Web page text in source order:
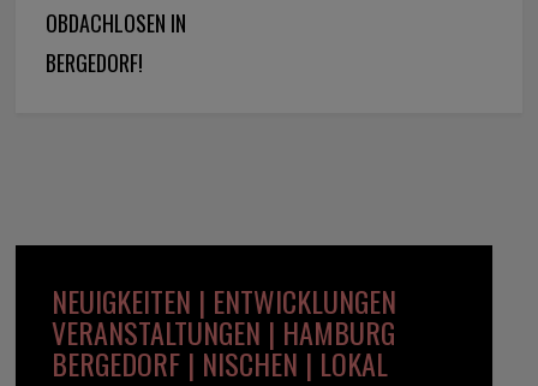
OBDACHLOSEN IN
BERGEDORF!
NEUIGKEITEN | ENTWICKLUNGEN
VERANSTALTUNGEN | HAMBURG
BERGEDORF | NISCHEN | LOKAL